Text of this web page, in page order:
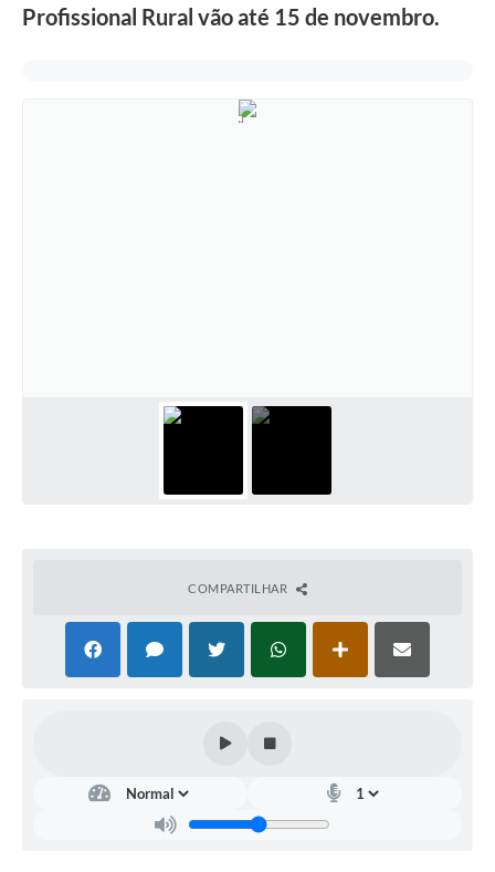
Profissional Rural vão até 15 de novembro.
COMPARTILHAR